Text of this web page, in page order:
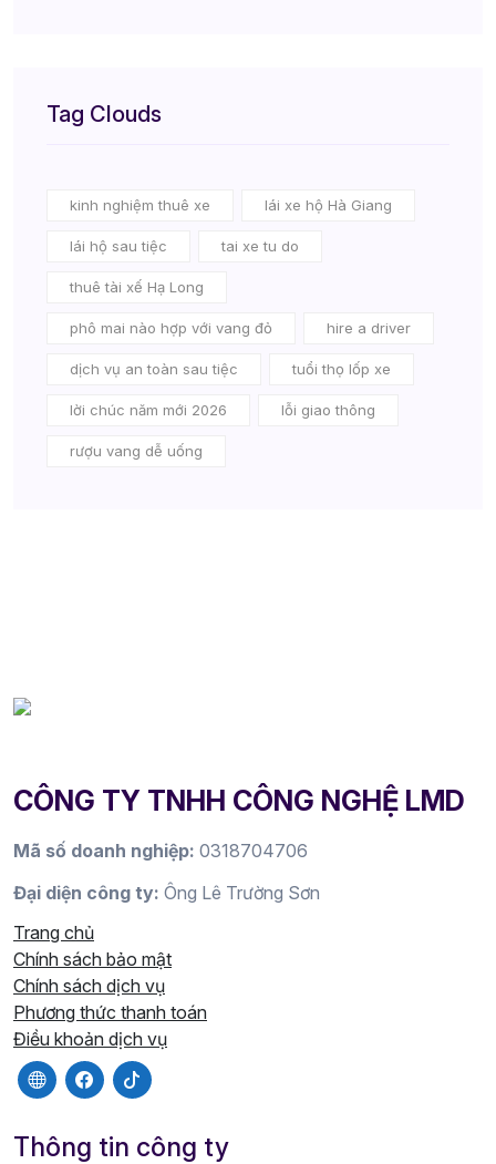
Tag Clouds
kinh nghiệm thuê xe lái xe hộ Hà Giang
lái hộ sau tiệc tai xe tu do
thuê tài xế Hạ Long
phô mai nào hợp với vang đỏ hire a driver
dịch vụ an toàn sau tiệc tuổi thọ lốp xe
lời chúc năm mới 2026 lỗi giao thông
rượu vang dễ uống
CÔNG TY TNHH CÔNG NGHỆ LMD
Mã số doanh nghiệp: 0318704706
Đại diện công ty: Ông Lê Trường Sơn
Trang chủ
Chính sách bảo mật
Chính sách dịch vụ
Phương thức thanh toán
Điều khoản dịch vụ
Thông tin công ty